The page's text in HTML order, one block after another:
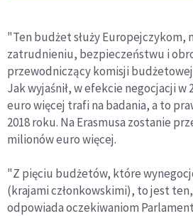
"Ten budżet służy Europejczykom,
zatrudnieniu, bezpieczeństwu i
przewodniczący komisji budżetowej
Jak wyjaśnił, w efekcie negocjacji w
euro więcej trafi na badania, a to
2018 roku. Na Erasmusa zostanie
milionów euro więcej.
"Z pięciu budżetów, które
(krajami członkowskimi), to jest
odpowiada oczekiwaniom